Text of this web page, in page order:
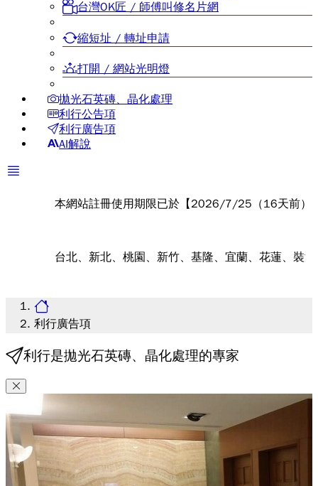
台灣OK匠 / 師傅叫修名片網
縮短址 / 轉址申請
打開 / 網站光明燈
拋光石英磚、晶化處理
利行公告項
利行廣告項
AI解說
本網站註冊使用期限已於【2026/7/25（16天前）】到期
台北、新北、桃園、新竹、基隆、宜蘭、花蓮、裝潢細清
利行廣告項
利行是拋光石英磚、晶化處理的專家